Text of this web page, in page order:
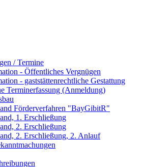
/ Termine
- Öffentliches Vergnügen
- gaststättenrechtliche Gestattung
Terminerfassung (Anmeldung)
Förderverfahren "BayGibitR"
1. Erschließung
2. Erschließung
2. Erschließung, 2. Anlauf